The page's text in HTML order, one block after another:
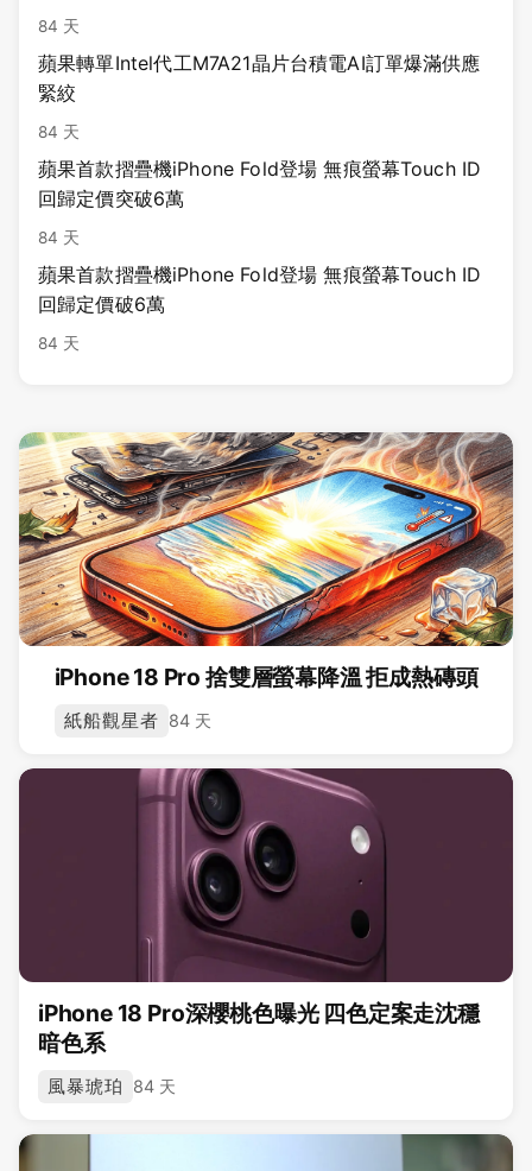
84 天
蘋果轉單Intel代工M7A21晶片台積電AI訂單爆滿供應
緊絞
84 天
蘋果首款摺疊機iPhone Fold登場 無痕螢幕Touch ID
回歸定價突破6萬
84 天
蘋果首款摺疊機iPhone Fold登場 無痕螢幕Touch ID
回歸定價破6萬
84 天
iPhone 18 Pro 捨雙層螢幕降溫 拒成熱磚頭
紙船觀星者 84 天
iPhone 18 Pro深櫻桃色曝光 四色定案走沈穩
暗色系
風暴琥珀 84 天